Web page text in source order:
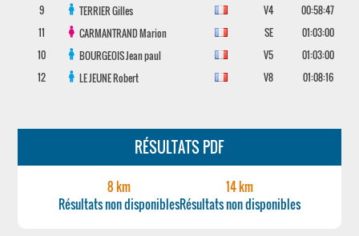
9
TERRIERGilles V4
00:58:47
11
CARMANTRANDMarion SE
01:03:00
10
BOURGEOISJean paul V5
01:03:00
12
LE JEUNERobert V8 01:08:16
RÉSULTATS PDF
8 km
Résultats non disponibles
14 km
Résultats non disponibles